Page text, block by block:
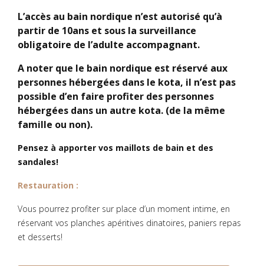
L’accès au bain nordique n’est autorisé qu’à
partir de 10ans et sous la surveillance
obligatoire de l’adulte accompagnant.
A noter que le bain nordique est réservé aux
personnes hébergées dans le kota, il n’est pas
possible d’en faire profiter des personnes
hébergées dans un autre kota. (de la même
famille ou non).
Pensez à apporter vos maillots de bain et des
sandales!
Restauration :
Vous pourrez profiter sur place d’un moment intime, en
réservant vos planches apéritives dinatoires, paniers repas
et desserts!